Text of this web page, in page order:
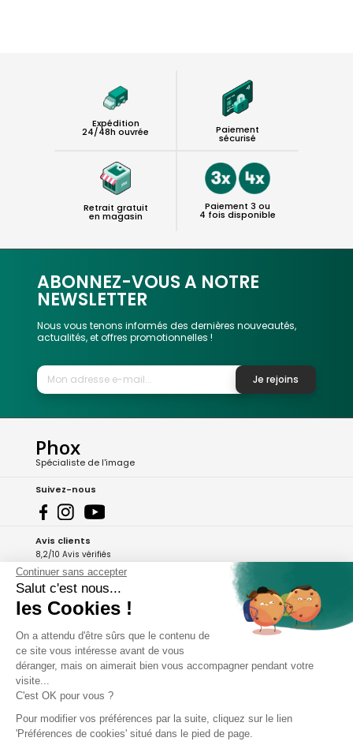
Expédition
24/48h ouvrée Paiement
sécurisé
Retrait gratuit
en magasin
Paiement 3 ou
4 fois disponible
ABONNEZ-VOUS A NOTRE
NEWSLETTER
Nous vous tenons informés des dernières nouveautés,
actualités, et offres promotionnelles !
Je rejoins
Phox
Spécialiste de l'image
Suivez-nous
Avis clients
8,2/10 Avis vérifiés
L'Appli Phox
A propos de Phox
Services et garanties
Continuer sans accepter
Salut c'est nous...
les Cookies !
On a attendu d'être sûrs que le contenu de
ce site vous intéresse avant de vous
déranger, mais on aimerait bien vous accompagner pendant votre
visite...
C'est OK pour vous ?
Pour modifier vos préférences par la suite, cliquez sur le lien
'Préférences de cookies' situé dans le pied de page.